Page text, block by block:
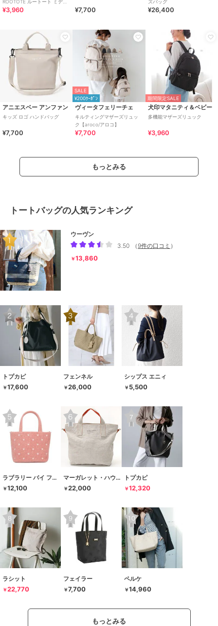
ROOTOTE ルートート ミディ
アムトート
¥3,960 ¥7,700
ズバッグ
¥26,400
アニエスベー アンファン
キッズ ロゴ ハンドバッグ
¥7,700
SALE
¥200ｸｰﾎﾟﾝ
ヴィータフェリーチェ
キルティングマザーズリュッ
ク【aroco/アロコ】
¥7,700
期間限定SALE
犬印マタニティ＆ベビー
多機能マザーズリュック
¥3,960
もっとみる
トートバッグの人気ランキング
ウーヴン
3.50
（ 9件の口コミ ）
￥13,860
トプカピ
￥17,600
フェンネル
￥26,000
シップス エニィ
￥ 5,500
ラブラリー バイ フェイラー
￥12,100
マーガレット・ハウエル アイデア
￥22,000
トプカピ
￥12,320
ラシット
￥22,770
フェイラー
￥7,700
ペルケ
￥14,960
もっとみる